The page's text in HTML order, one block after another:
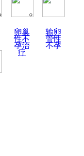
卵巢
性不
孕治
疗
输卵
管性
不孕